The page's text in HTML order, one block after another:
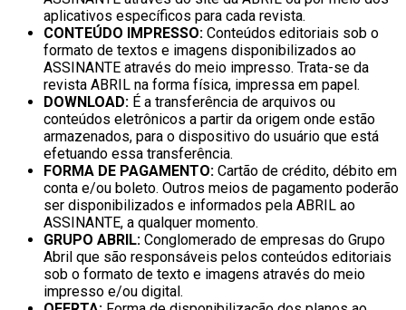
aplicativos específicos para cada revista.
CONTEÚDO IMPRESSO: Conteúdos editoriais sob o
formato de textos e imagens disponibilizados ao
ASSINANTE através do meio impresso. Trata-se da
revista ABRIL na forma física, impressa em papel.
DOWNLOAD: É a transferência de arquivos ou
conteúdos eletrônicos a partir da origem onde estão
armazenados, para o dispositivo do usuário que está
efetuando essa transferência.
FORMA DE PAGAMENTO: Cartão de crédito, débito em
conta e/ou boleto. Outros meios de pagamento poderão
ser disponibilizados e informados pela ABRIL ao
ASSINANTE, a qualquer momento.
GRUPO ABRIL: Conglomerado de empresas do Grupo
Abril que são responsáveis pelos conteúdos editoriais
sob o formato de texto e imagens através do meio
impresso e/ou digital.